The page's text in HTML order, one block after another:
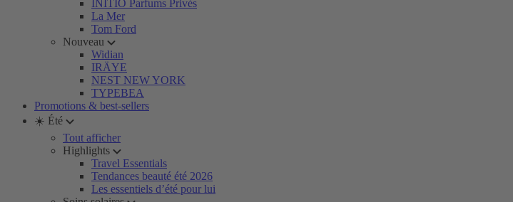
INITIO Parfums Privés
La Mer
Tom Ford
Nouveau
Widian
IRÄYE
NEST NEW YORK
TYPEBEA
Promotions & best-sellers
☀️ Été
Tout afficher
Highlights
Travel Essentials
Tendances beauté été 2026
Les essentiels d’été pour lui